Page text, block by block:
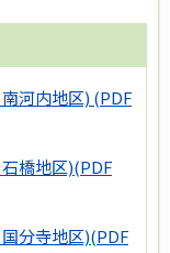
河内地区) (PDF
橋地区)(PDF
分寺地区)(PDF